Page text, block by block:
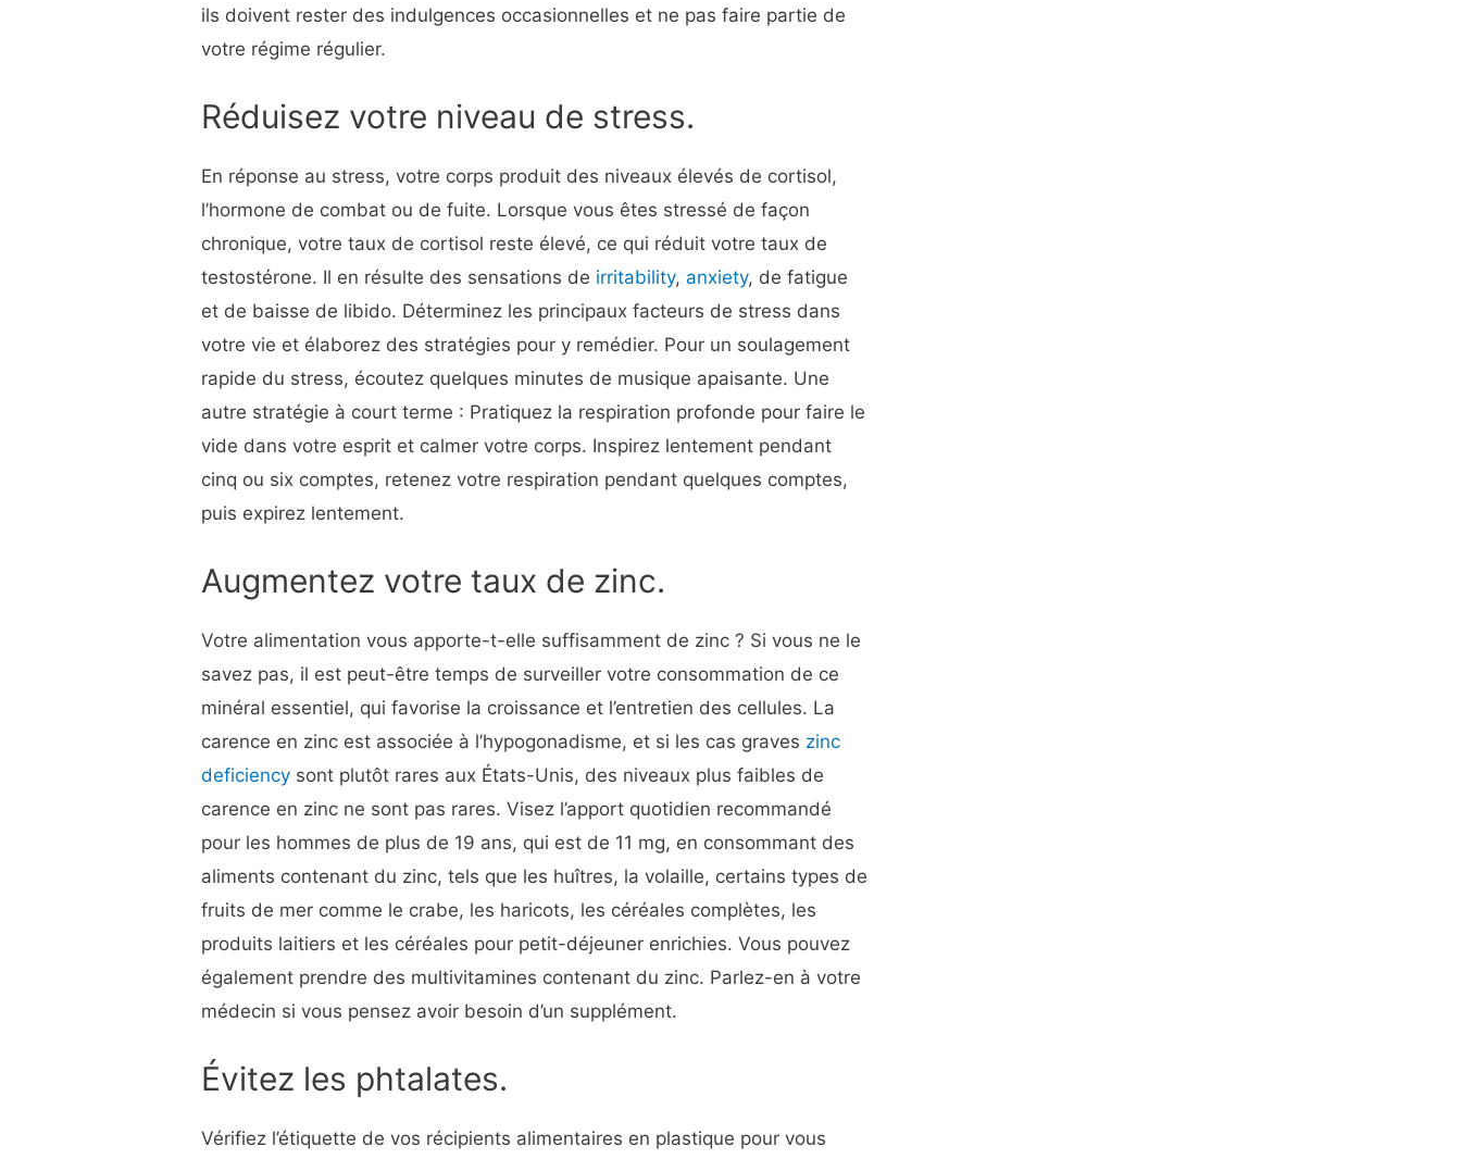
ils doivent rester des indulgences occasionnelles et ne pas faire partie de
votre régime régulier.
Réduisez votre niveau de stress.
En réponse au stress, votre corps produit des niveaux élevés de cortisol,
l’hormone de combat ou de fuite. Lorsque vous êtes stressé de façon
chronique, votre taux de cortisol reste élevé, ce qui réduit votre taux de
testostérone. Il en résulte des sensations de irritability, anxiety, de fatigue
et de baisse de libido. Déterminez les principaux facteurs de stress dans
votre vie et élaborez des stratégies pour y remédier. Pour un soulagement
rapide du stress, écoutez quelques minutes de musique apaisante. Une
autre stratégie à court terme : Pratiquez la respiration profonde pour faire le
vide dans votre esprit et calmer votre corps. Inspirez lentement pendant
cinq ou six comptes, retenez votre respiration pendant quelques comptes,
puis expirez lentement.
Augmentez votre taux de zinc.
Votre alimentation vous apporte-t-elle suffisamment de zinc ? Si vous ne le
savez pas, il est peut-être temps de surveiller votre consommation de ce
minéral essentiel, qui favorise la croissance et l’entretien des cellules. La
carence en zinc est associée à l’hypogonadisme, et si les cas graves zinc
deficiency sont plutôt rares aux États-Unis, des niveaux plus faibles de
carence en zinc ne sont pas rares. Visez l’apport quotidien recommandé
pour les hommes de plus de 19 ans, qui est de 11 mg, en consommant des
aliments contenant du zinc, tels que les huîtres, la volaille, certains types de
fruits de mer comme le crabe, les haricots, les céréales complètes, les
produits laitiers et les céréales pour petit-déjeuner enrichies. Vous pouvez
également prendre des multivitamines contenant du zinc. Parlez-en à votre
médecin si vous pensez avoir besoin d’un supplément.
Évitez les phtalates.
Vérifiez l’étiquette de vos récipients alimentaires en plastique pour vous